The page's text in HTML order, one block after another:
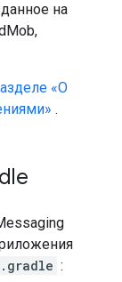
на
«О
.
: